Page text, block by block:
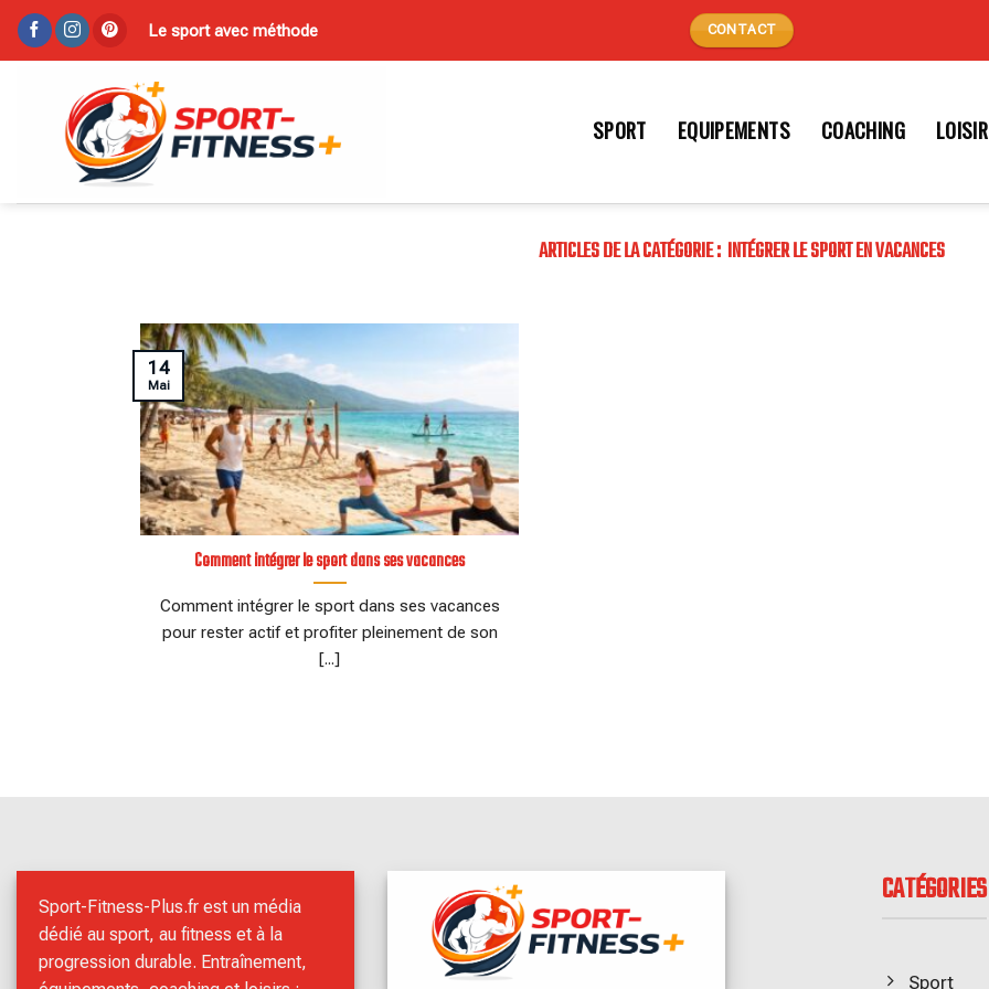
Skip
Le sport avec méthode CONTACT
SPORT EQUIPEMENTS COACHING
INTÉGRER LE SPORT EN VACANCES
Comment intégrer le sport dans ses vacances
Comment intégrer le sport dans ses vacances
pour rester actif et profiter pleinement de son
[...]
14
Mai
Sport-Fitness-Plus.fr est un média
dédié au sport, au fitness et à la
progression durable. Entraînement,
CATÉGORIES
Sport